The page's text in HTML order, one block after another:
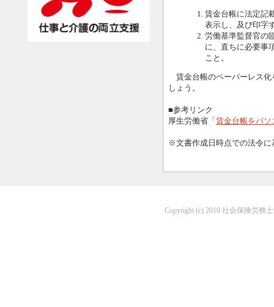
賃金台帳に法定記
表示し、及び印字
労働基準監督官の
に、直ちに必要事
こと。
賃金台帳のペーパーレス化
しょう。
■参考リンク
厚生労働省「賃金台帳をパ
※文書作成日時点での法令
Copyright (c) 2010 社会保険労務